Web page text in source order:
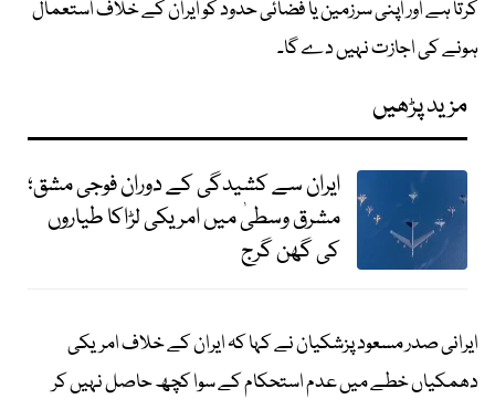
کرتا ہے اور اپنی سرزمین یا فضائی حدود کو ایران کے خلاف استعمال
ہونے کی اجازت نہیں دے گا۔
مزید پڑھیں
ایران سے کشیدگی کے دوران فوجی مشق؛
مشرق وسطیٰ میں امریکی لڑاکا طیاروں
کی گھن گرج
ایرانی صدر مسعود پزشکیان نے کہا کہ ایران کے خلاف امریکی
دھمکیاں خطے میں عدم استحکام کے سوا کچھ حاصل نہیں کر